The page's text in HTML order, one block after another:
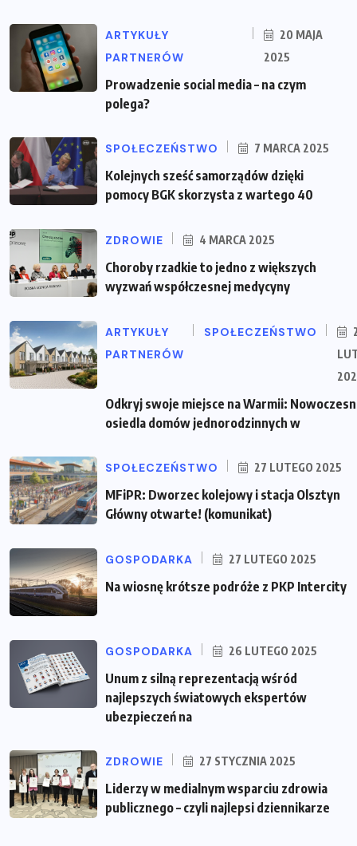
ARTYKUŁY
PARTNERÓW
20 MAJA
2025
Prowadzenie social media – na czym
polega?
SPOŁECZEŃSTWO 7 MARCA 2025
Kolejnych sześć samorządów dzięki
pomocy BGK skorzysta z wartego 40
ZDROWIE 4 MARCA 2025
Choroby rzadkie to jedno z większych
wyzwań współczesnej medycyny
ARTYKUŁY
PARTNERÓW
SPOŁECZEŃSTWO
Odkryj swoje miejsce na Warmii:
osiedla domów jednorodzinnych w
SPOŁECZEŃSTWO 27 LUTEGO 2025
MFiPR: Dworzec kolejowy i stacja Olsztyn
Główny otwarte! (komunikat)
GOSPODARKA 27 LUTEGO 2025
Na wiosnę krótsze podróże z PKP Intercity
GOSPODARKA 26 LUTEGO 2025
Unum z silną reprezentacją wśród
najlepszych światowych ekspertów
ubezpieczeń na
ZDROWIE 27 STYCZNIA 2025
Liderzy w medialnym wsparciu zdrowia
publicznego – czyli najlepsi dziennikarze